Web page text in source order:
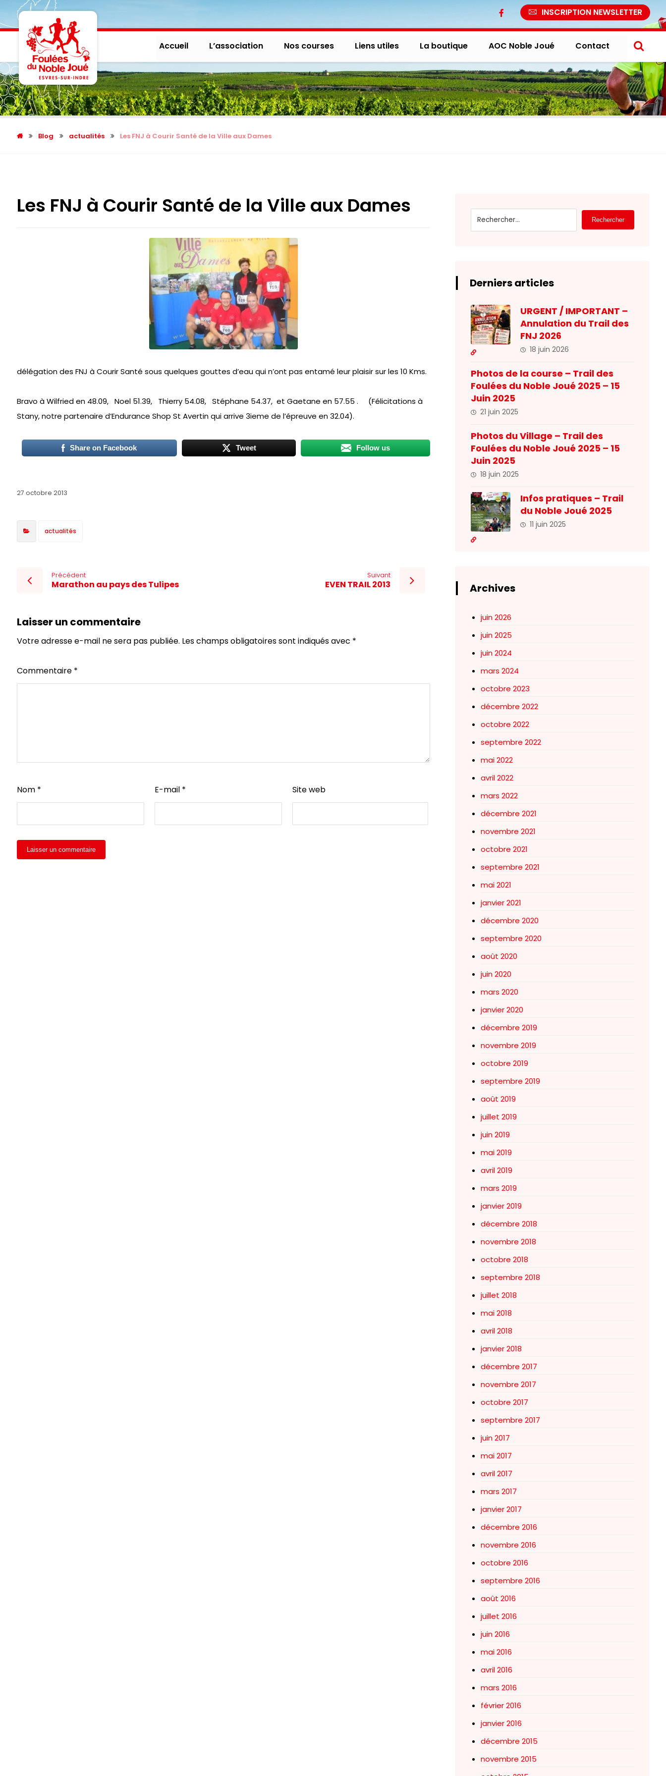
INSCRIPTION NEWSLETTER
Accueil L’association Nos courses Liens utiles La boutique AOC Noble Joué Contact
Blog actualités Les FNJ à Courir Santé de la Ville aux Dames
Les FNJ à Courir Santé de la Ville aux Dames
délégation des FNJ à Courir Santé sous quelques gouttes d’eau qui n’ont pas entamé leur plaisir sur les 10 Kms.
Bravo à Wilfried en 48.09, Noel 51.39, Thierry 54.08, Stéphane 54.37, et Gaetane en 57.55 . (Félicitations à
Stany, notre partenaire d’Endurance Shop St Avertin qui arrive 3ieme de l’épreuve en 32.04).
Share on Facebook Tweet Follow us
27 octobre 2013
actualités
Précédent
Marathon au pays des Tulipes
Suivant
EVEN TRAIL 2013
Laisser un commentaire
Votre adresse e-mail ne sera pas publiée. Les champs obligatoires sont indiqués avec *
Commentaire *
Nom * E-mail * Site web
Laisser un commentaire
Rechercher
Derniers articles
URGENT / IMPORTANT –
Annulation du Trail des
FNJ 2026
18 juin 2026
Photos de la course – Trail des
Foulées du Noble Joué 2025 – 15
Juin 2025
21 juin 2025
Photos du Village – Trail des
Foulées du Noble Joué 2025 – 15
Juin 2025
18 juin 2025
Infos pratiques – Trail
du Noble Joué 2025
11 juin 2025
Archives
juin 2026
juin 2025
juin 2024
mars 2024
octobre 2023
décembre 2022
octobre 2022
septembre 2022
mai 2022
avril 2022
mars 2022
décembre 2021
novembre 2021
octobre 2021
septembre 2021
mai 2021
janvier 2021
décembre 2020
septembre 2020
août 2020
juin 2020
mars 2020
janvier 2020
décembre 2019
novembre 2019
octobre 2019
septembre 2019
août 2019
juillet 2019
juin 2019
mai 2019
avril 2019
mars 2019
janvier 2019
décembre 2018
novembre 2018
octobre 2018
septembre 2018
juillet 2018
mai 2018
avril 2018
janvier 2018
décembre 2017
novembre 2017
octobre 2017
septembre 2017
juin 2017
mai 2017
avril 2017
mars 2017
janvier 2017
décembre 2016
novembre 2016
octobre 2016
septembre 2016
août 2016
juillet 2016
juin 2016
mai 2016
avril 2016
mars 2016
février 2016
janvier 2016
décembre 2015
novembre 2015